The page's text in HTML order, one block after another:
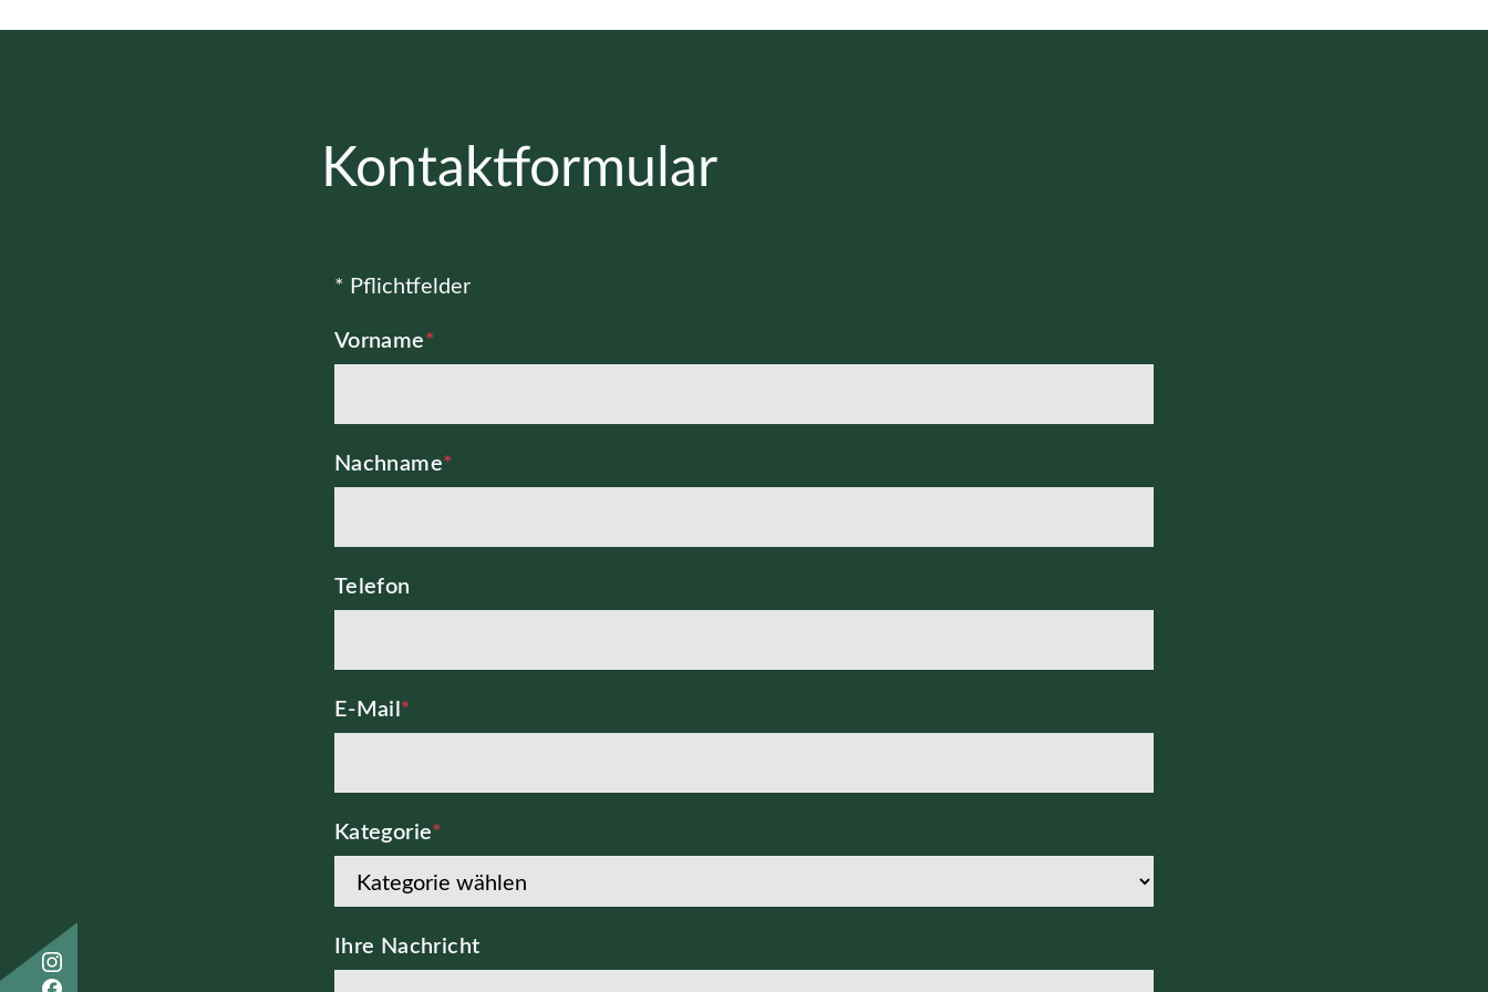
Kontaktformular
* Pflichtfelder
Vorname*
Nachname*
Telefon
E-Mail *
Kategorie*
Ihre Nachricht